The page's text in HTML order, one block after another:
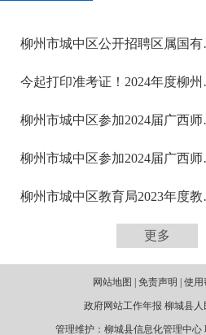
柳州市
今起打印
柳州市城中区参加2024
柳州市城中区参加2024
柳州市城中区
更多
网站地图 | 免责声明 | 使用
政府网站工作年报 柳城县
管理维护：柳城县信息化管理中心